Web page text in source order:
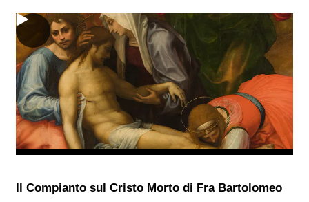
Il Compianto sul Cristo Morto di Fra Bartolomeo